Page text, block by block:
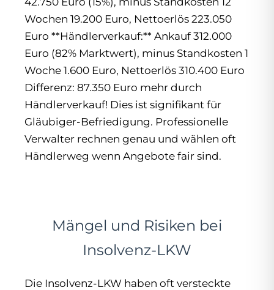
Wochen 19.200 Euro, Nettoerlös 223.050
Euro **Händlerverkauf:** Ankauf 312.000
Euro (82% Marktwert), minus Standkosten 1
Woche 1.600 Euro, Nettoerlös 310.400 Euro
Differenz: 87.350 Euro mehr durch
Händlerverkauf! Dies ist signifikant für
Gläubiger-Befriedigung. Professionelle
Verwalter rechnen genau und wählen oft
Händlerweg wenn Angebote fair sind.
Mängel und Risiken bei
Insolvenz-LKW
Die Insolvenz-LKW haben oft versteckte